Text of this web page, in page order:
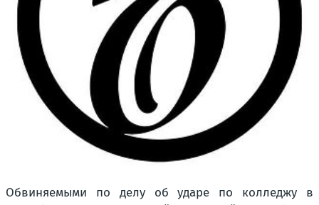
Обвиняемыми по делу об ударе по колледжу в